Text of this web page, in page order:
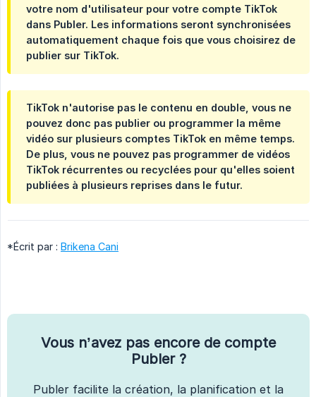
votre nom d'utilisateur pour votre compte TikTok
dans Publer. Les informations seront synchronisées
automatiquement chaque fois que vous choisirez de
publier sur TikTok.
TikTok n'autorise pas le contenu en double, vous ne
pouvez donc pas publier ou programmer la même
vidéo sur plusieurs comptes TikTok en même temps.
De plus, vous ne pouvez pas programmer de vidéos
TikTok récurrentes ou recyclées pour qu'elles soient
publiées à plusieurs reprises dans le futur.
*Écrit par : Brikena Cani
Vous n’avez pas encore de compte
Publer ?
Publer facilite la création, la planification et la